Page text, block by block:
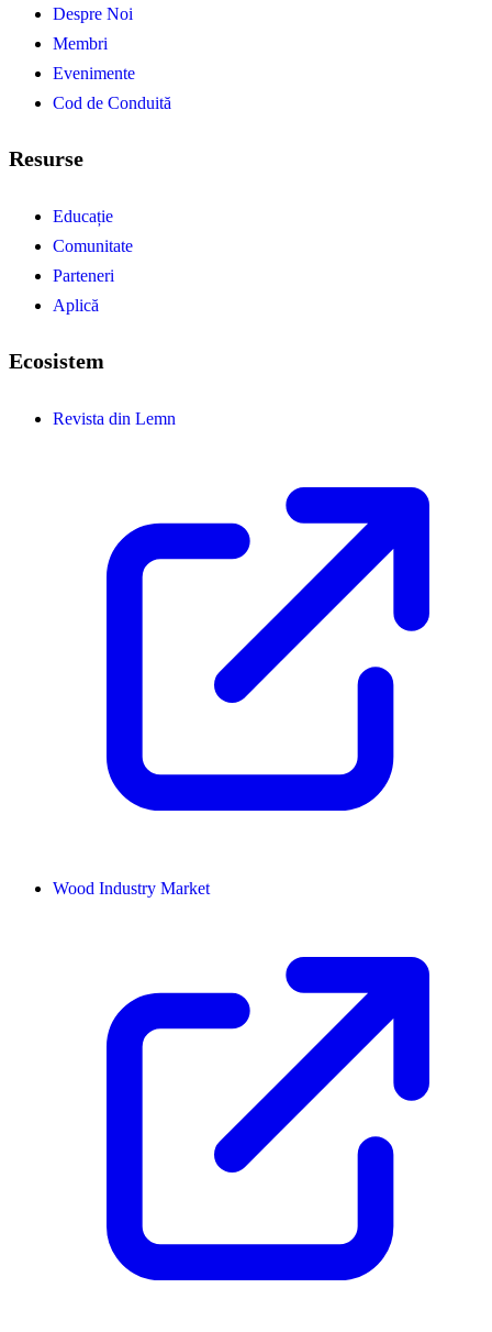
Despre Noi
Membri
Evenimente
Cod de Conduită
Resurse
Educație
Comunitate
Parteneri
Aplică
Ecosistem
Revista din Lemn
Wood Industry Market